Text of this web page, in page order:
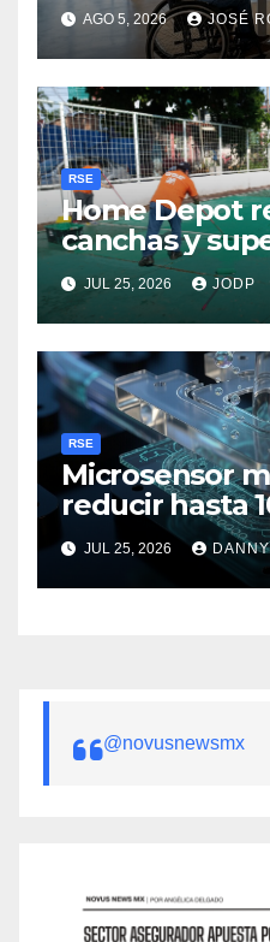
AGO 5, 2026 JOSÉ
RSE
Home Depot
canchas y
meta ligada al
JUL 25, 2026 JODP
RSE
Microsensor
reducir hasta
costo de
baterías de
JUL 25, 2026
@novusnewsmx